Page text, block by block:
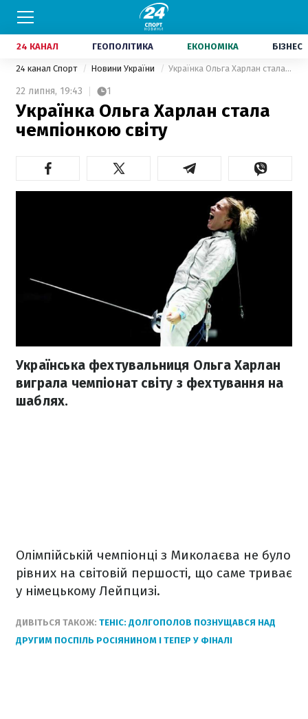
24 КАНАЛ ГЕОПОЛІТИКА ЕКОНОМІКА БІЗНЕС
24 канал Спорт Новини України Українка Ольга Харлан стала чемпіонкою світу
22 липня, 19:43 1
Українка Ольга Харлан стала
чемпіонкою світу
Українська фехтувальниця Ольга Харлан
виграла чемпіонат світу з фехтування на
шаблях.
Олімпійській чемпіонці з Миколаєва не було
рівних на світовій першості, що саме триває
у німецькому Лейпцизі.
ДИВІТЬСЯ ТАКОЖ: ТЕНІС: ДОЛГОПОЛОВ ПОЗНУЩАВСЯ НАД
ДРУГИМ ПОСПІЛЬ РОСІЯНИНОМ І ТЕПЕР У ФІНАЛІ